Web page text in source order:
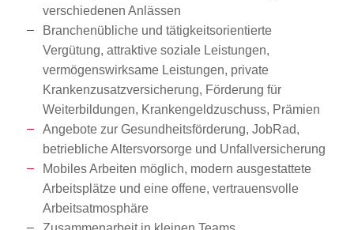
verschiedenen Anlässen
Branchenübliche und tätigkeitsorientierte
Vergütung, attraktive soziale Leistungen,
vermögenswirksame Leistungen, private
Krankenzusatzversicherung, Förderung für
Weiterbildungen, Krankengeldzuschuss, Prämien
Angebote zur Gesundheitsförderung, JobRad,
betriebliche Altersvorsorge und Unfallversicherung
Mobiles Arbeiten möglich, modern ausgestattete
Arbeitsplätze und eine offene, vertrauensvolle
Arbeitsatmosphäre